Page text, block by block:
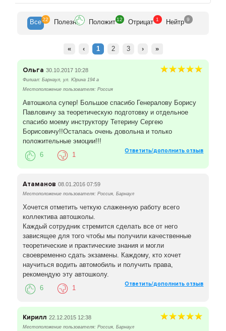
Все 22 Полезн Положит 12 Отрицат 1 Нейтр 9
« ‹ 1 2 3 › »
Ольга 30.10.2017 10:28
Филиал: Барнаул, ул. Юрина 194 а
Местоположение пользователя: Россия
Автошкола супер! Большое спасибо Генералову Борису
Павловичу за теоретическую подготовку и отдельное
спасибо моему инструктору Тетерину Сергею
Борисовичу!!Осталась очень довольна и только
положительные эмоции!!!
Ответить/дополнить отзыв
6 1
Атаманов 08.01.2016 07:59
Местоположение пользователя: Россия, Барнаул
Хочется отметить четкую слаженную работу всего
коллектива автошколы.
Каждый сотрудник стремится сделать все от него
зависящее для того чтобы мы получили качественные
теоретические и практические знания и могли
своевременно сдать экзамены. Каждому, кто хочет
научиться водить автомобиль и получить права,
рекомендую эту автошколу.
Ответить/дополнить отзыв
6 1
Кирилл 22.12.2015 12:38
Местоположение пользователя: Россия, Барнаул